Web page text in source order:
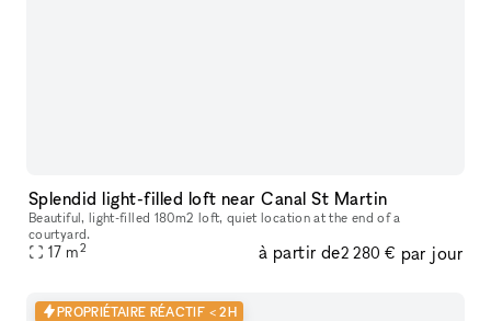
Splendid light-filled loft near Canal St Martin
Beautiful, light-filled 180m2 loft, quiet location at the end of a
courtyard.
17 m2 à partir de2 280 € par jour
PROPRIÉTAIRE RÉACTIF < 2H